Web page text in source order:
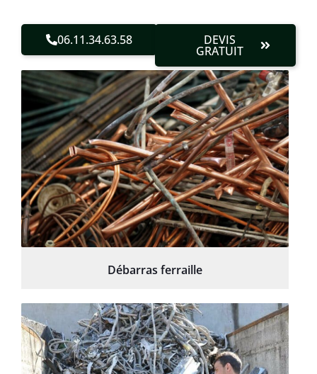
06.11.34.63.58 DEVIS
GRATUIT
Débarras ferraille